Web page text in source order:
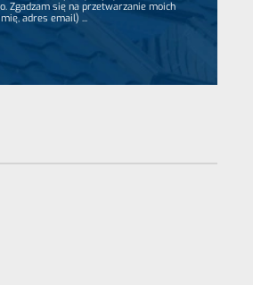
Zgadzam się na przetwarzanie moich
adres email) ...